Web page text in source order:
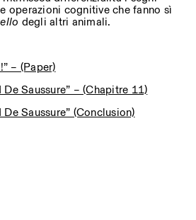
operazioni cognitive che fanno sì
degli altri animali.
– (Paper)
Saussure” – (Chapitre 11)
Saussure” (Conclusion)